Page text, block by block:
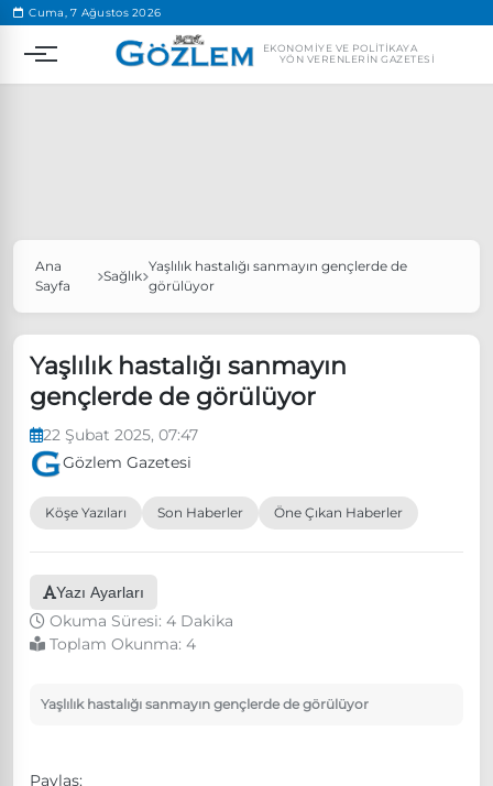
Cuma, 7 Ağustos 2026
EKONOMIYE VE POLITIKAYA
YÖN VERENLERIN GAZETESI
Popüler Aramalar
Özgür Özel, Ekrem İmamoğlu’nu ziyaret edecek
Ünlü çift bir etkinliğe daha katılmama kararı aldı
Boykot
Ana
Sayfa
Sağlık
Yaşlılık hastalığı sanmayın gençlerde de
görülüyor
Yaşlılık hastalığı sanmayın
gençlerde de görülüyor
22 Şubat 2025, 07:47
Gözlem Gazetesi
Köşe Yazıları Son Haberler Öne Çıkan Haberler
Yazı Ayarları
Okuma Süresi: 4 Dakika
Toplam Okunma: 4
Yaşlılık hastalığı sanmayın gençlerde de görülüyor
Paylaş: